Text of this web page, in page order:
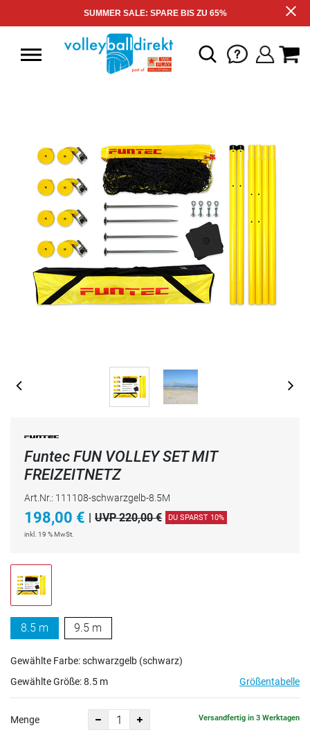
SUMMER SALE: SPARE BIS ZU 65%
Funtec FUN VOLLEY SET MIT
FREIZEITNETZ
Art.Nr.: 111108-schwarzgelb-8.5M
198,00 € | UVP 220,00 € DU SPARST 10%
inkl. 19 % MwSt.
8.5 m 9.5 m
Gewählte Farbe: schwarzgelb (schwarz)
Gewählte Größe:8.5 m Größentabelle
Menge Versandfertig in 3 Werktagen